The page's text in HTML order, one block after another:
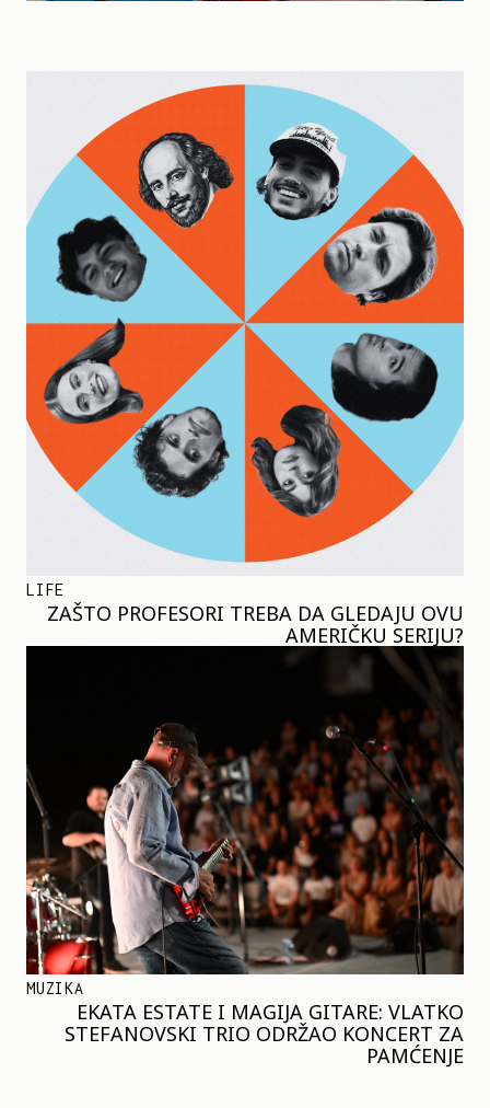
LIFE
ZAŠTO PROFESORI TREBA DA GLEDAJU OVU
AMERIČKU SERIJU?
MUZIKA
EKATA ESTATE I MAGIJA GITARE: VLATKO
STEFANOVSKI TRIO ODRŽAO KONCERT ZA
PAMĆENJE